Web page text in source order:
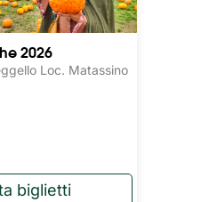
2026
Loc. Matassino